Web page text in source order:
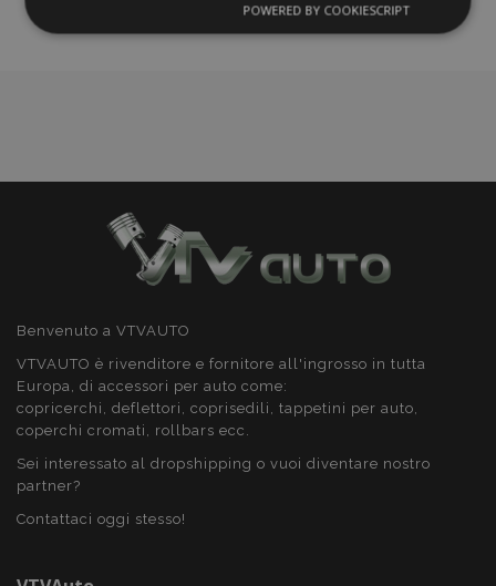
desideri
Benvenuto a VTVAUTO
VTVAUTO è rivenditore e fornitore all'ingrosso in tutta
Europa, di accessori per auto come:
copricerchi, deflettori, coprisedili, tappetini per auto,
coperchi cromati, rollbars ecc.
Sei interessato al dropshipping o vuoi diventare nostro
partner?
Contattaci oggi stesso!
necessari
Performance
Strettamente necessari
Performance
funzionalità principali del sito web come l'accesso
dell'utente e la gestione dell'account. Il sito web
non può essere utilizzato correttamente senza i
cookie strettamente necessari.
Nome
/
Dominio
POWERED BY COOKIESCRIPT